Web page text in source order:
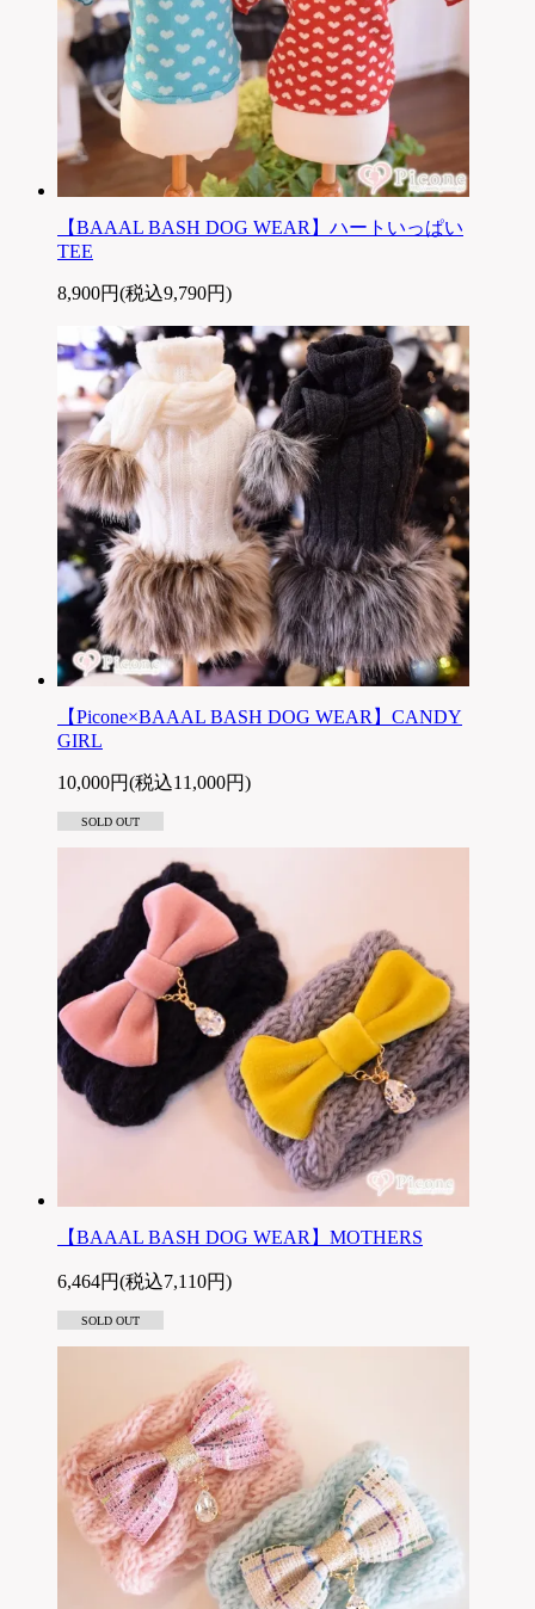
【BAAAL BASH DOG WEAR】ハートいっぱい
TEE
8,900円(税込9,790円)
【Picone×BAAAL BASH DOG WEAR】CANDY
GIRL
10,000円(税込11,000円)
SOLD OUT
【BAAAL BASH DOG WEAR】MOTHERS
6,464円(税込7,110円)
SOLD OUT